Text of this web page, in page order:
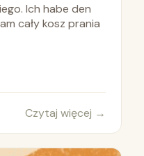
Ich habe den
cały kosz prania
Czytaj więcej →